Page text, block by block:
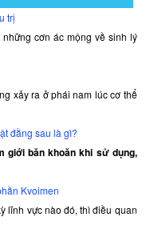
trị
cơn ác mộng về sinh lý
xảy ra ở phái nam lúc cơ thể
đằng sau là gì?
giới băn khoăn khi sử dụng,
Kvoimen
lĩnh vực nào đó, thì điều quan